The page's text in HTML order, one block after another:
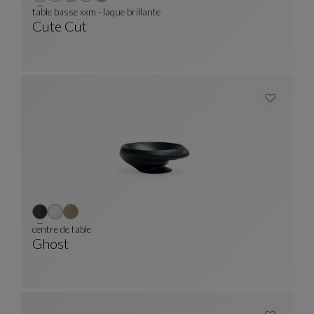
Cute Cut
table basse xxm - laque brillante
Ghost
centre de table